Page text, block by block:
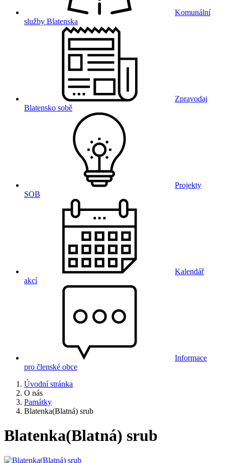
Komunální
služby Blatenska
Zpravodaj
Blatensko sobě
Projekty
SOB
Kalendář
akcí
Informace
pro členské obce
Úvodní stránka
O nás
Památky
Blatenka(Blatná) srub
Blatenka(Blatná) srub